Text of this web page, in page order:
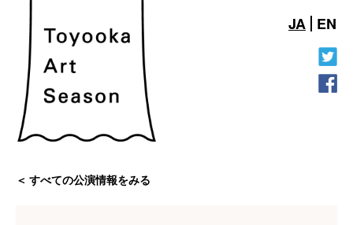
JA EN
すべての公演情報をみる